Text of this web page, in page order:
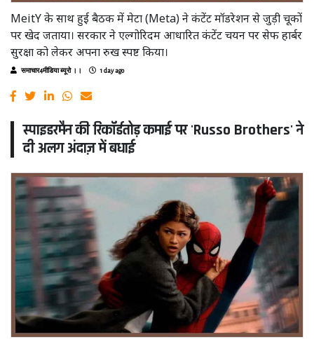
MeitY के साथ हुई बैठक में मेटा (Meta) ने कंटेंट मॉडरेशन से जुड़ी चूकों
पर खेद जताया। सरकार ने एल्गोरिदम आधारित कंटेंट चयन पर सेफ हार्बर
सुरक्षा को लेकर अपना रुख स्पष्ट किया।
समाचार4मीडिया ब्यूरो ।। 1 day ago
स्पाइडरमैन की रिकॉर्डतोड़ कमाई पर 'Russo Brothers' ने
दी अलग अंदाज़ में बधाई